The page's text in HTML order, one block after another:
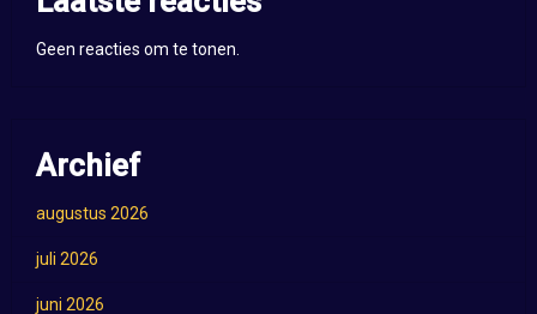
Geen reacties om te tonen.
Archief
augustus 2026
juli 2026
juni 2026